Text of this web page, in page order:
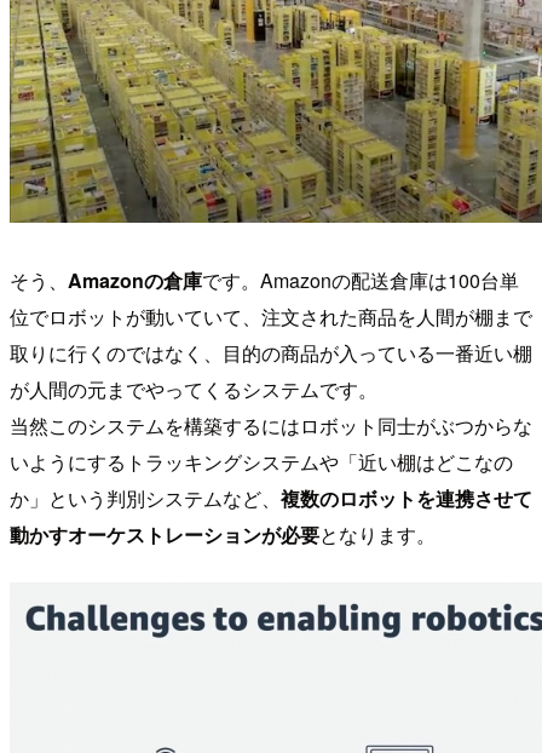
そう、 Amazonの倉庫です。Amazonの配送倉庫は100台単
位でロボットが動いていて、注文された商品を人間が棚まで
取りに行くのではなく、目的の商品が入っている一番近い棚
が人間の元までやってくるシステムです。
当然このシステムを構築するにはロボット同士がぶつからな
いようにするトラッキングシステムや「近い棚はどこなの
か」という判別システムなど、 複数のロボットを連携させて
動かすオーケストレーションが必要となります。